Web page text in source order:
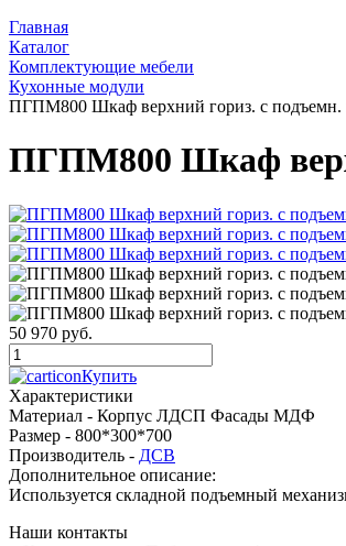
Главная
Каталог
Комплектующие мебели
Кухонные модули
ПГПМ800 Шкаф верхний гориз. с подъемн.
ПГПМ800 Шкаф
50 970 руб.
Купить
Характеристики
Материал - Корпус ЛДСП Фасады МДФ
Размер - 800*300*700
Производитель - ДСВ
Дополнительное описание:
Используется складной подъемный
Наши контакты